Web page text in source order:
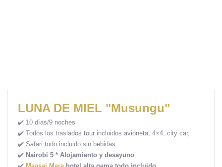
LUNA DE MIEL "Musungu"
✔️ 10 días/9 noches
✔️ Todos los traslados tour incluidos avioneta, 4×4, city car,
✔️ Safari todo incluido sin bebidas
✔️ Nairobi 5 * Alojamiento y desayuno